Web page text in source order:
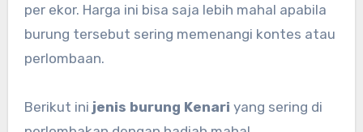
per ekor. Harga ini bisa saja lebih mahal apabila
burung tersebut sering memenangi kontes atau
perlombaan.
Berikut ini jenis burung Kenari yang sering di